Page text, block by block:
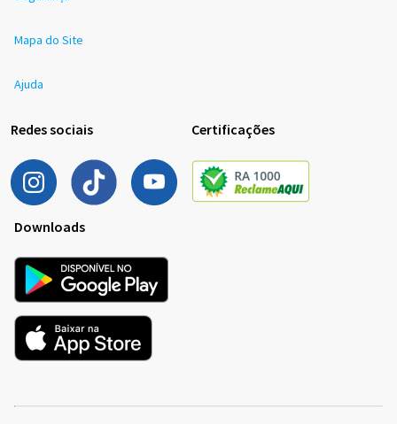
Mapa do Site
Ajuda
Redes sociais Certificações
Downloads